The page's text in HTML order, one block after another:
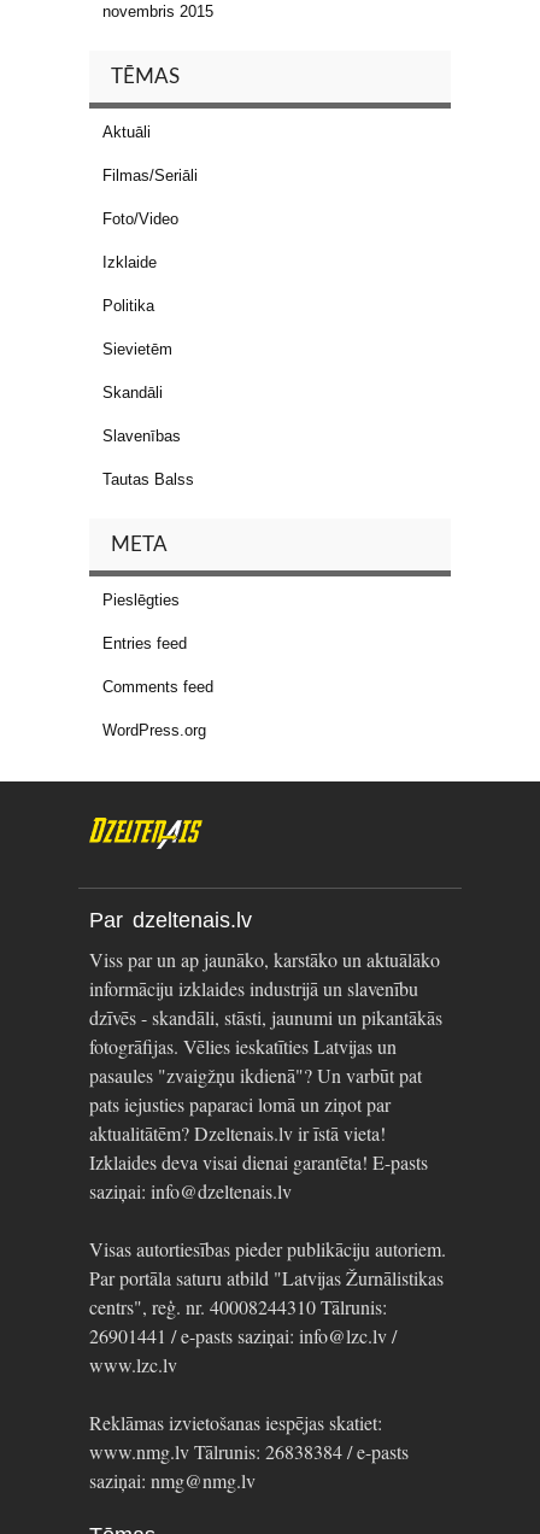
novembris 2015
TĒMAS
Aktuāli
Filmas/Seriāli
Foto/Video
Izklaide
Politika
Sievietēm
Skandāli
Slavenības
Tautas Balss
META
Pieslēgties
Entries feed
Comments feed
WordPress.org
Par dzeltenais.lv
Viss par un ap jaunāko, karstāko un aktuālāko
informāciju izklaides industrijā un slavenību
dzīvēs - skandāli, stāsti, jaunumi un pikantākās
fotogrāfijas. Vēlies ieskatīties Latvijas un
pasaules "zvaigžņu ikdienā"? Un varbūt pat
pats iejusties paparaci lomā un ziņot par
aktualitātēm? Dzeltenais.lv ir īstā vieta!
Izklaides deva visai dienai garantēta! E-pasts
saziņai: info@dzeltenais.lv
Visas autortiesības pieder publikāciju autoriem.
Par portāla saturu atbild "Latvijas Žurnālistikas
centrs", reģ. nr. 40008244310 Tālrunis:
26901441 / e-pasts saziņai: info@lzc.lv /
www.lzc.lv
Reklāmas izvietošanas iespējas skatiet:
www.nmg.lv Tālrunis: 26838384 / e-pasts
saziņai: nmg@nmg.lv